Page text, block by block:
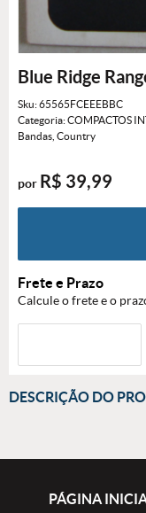
Blue Ridge
Sku:65565FCEEEBBC
Categoria:COMPACTOS
Bandas Country
por R$ 39,99
Frete e Prazo
Calcule o frete e o
DESCRIÇÃO DO
PÁGINA